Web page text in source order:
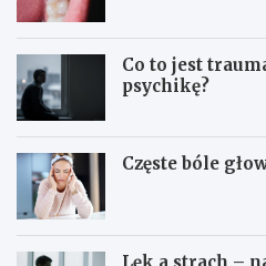
Co to jest
psychikę?
Częste bóle